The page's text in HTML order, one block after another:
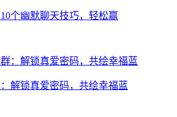
个幽默聊天技巧，轻松赢
解锁真爱密码，共绘幸福蓝